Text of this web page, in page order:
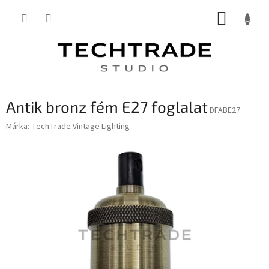
KOSÁR
Antik bronz fém E27 foglalatDFABE27
Márka: TechTrade Vintage Lighting